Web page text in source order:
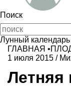
Поиск
Лунный календарь
ГЛАВНАЯ •
1 июля 2015 /
Летняя